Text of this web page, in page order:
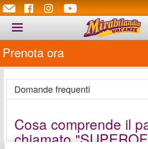
Toggle
navigation
Prenota ora
Prenota ora
Domande frequenti
Cosa comprende il
chiamato